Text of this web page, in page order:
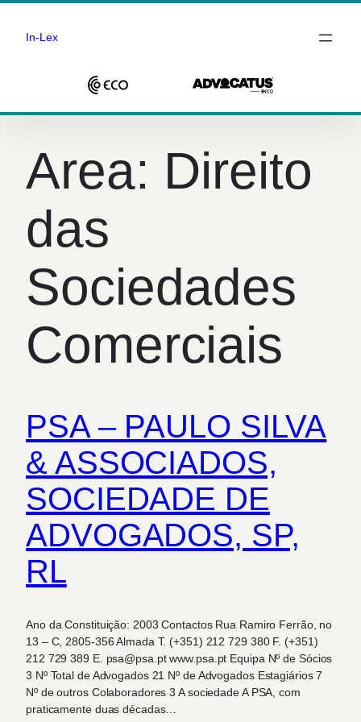
Saltar
conteúdo
In-Lex
Area: Direito
das
Sociedades
Comerciais
PSA – PAULO SILVA
& ASSOCIADOS,
SOCIEDADE DE
ADVOGADOS, SP,
RL
Ano da Constituição: 2003 Contactos Rua Ramiro Ferrão, no
13 – C, 2805-356 Almada T. (+351) 212 729 380 F. (+351)
212 729 389 E. psa@psa.pt www.psa.pt Equipa Nº de Sócios
3 Nº Total de Advogados 21 Nº de Advogados Estagiários 7
Nº de outros Colaboradores 3 A sociedade A PSA, com
praticamente duas décadas…